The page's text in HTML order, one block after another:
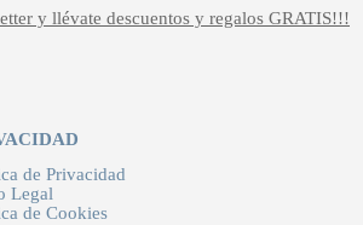
y llévate descuentos y regalos GRATIS!!!
de Privacidad
Legal
de Cookies